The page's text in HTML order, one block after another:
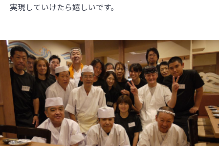
実現していけたら嬉しいです。